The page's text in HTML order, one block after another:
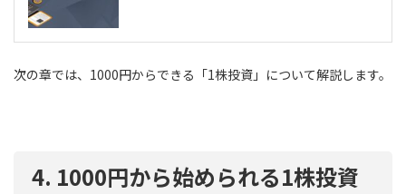
次の章では、1000円からできる「1株投資」について解説します。
4. 1000円から始められる1株投資